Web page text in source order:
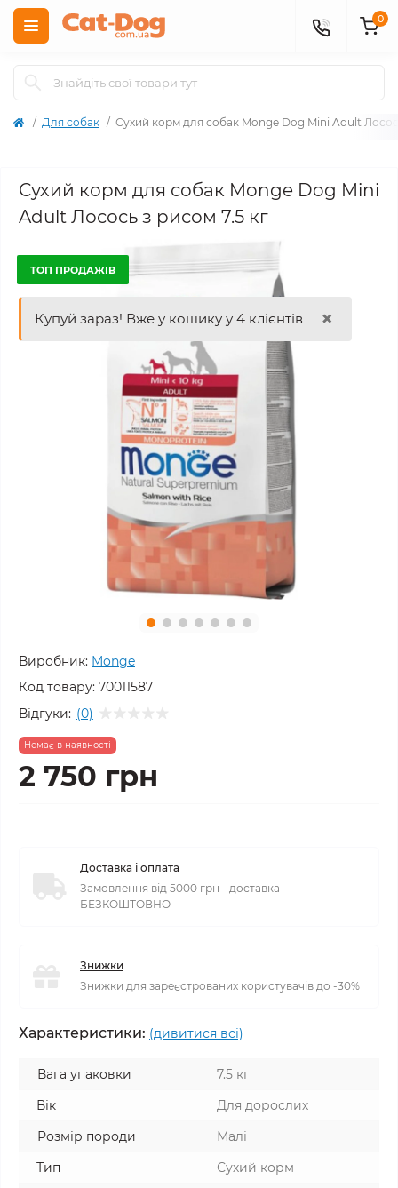
0
Для собак Сухий корм для собак Monge Dog Mini Adult
Сухий корм для собак Monge Dog Mini
Adult Лосось з рисом 7.5 кг
ТОП ПРОДАЖІВ
Виробник: Monge
Код товару: 70011587
Відгуки: (0)
Немає в наявності
2 750 грн
Доставка і оплата
Замовлення від 5000 грн - доставка
БЕЗКОШТОВНО
Знижки
Знижки для зареєстрованих користувачів до -30%
Характеристики: (дивитися всі)
Вага упаковки
7.5 кг
Вік
Для дорослих
Розмір породи
Малі
Тип
Сухий корм